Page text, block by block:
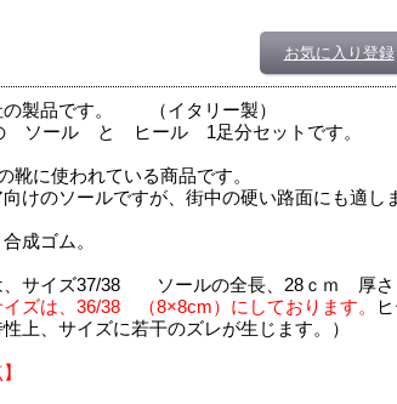
お気に入り登録
の製品です。 （イタリー製）
ソール と ヒール 1足分セットです。
靴に使われている商品です。
けのソールですが、街中の硬い路面にも適し
成ゴム。
、サイズ37/38 ソールの全長、28ｃｍ 厚
イズは、36/38 （8×8cm）にしております。
性上、サイズに若干のズレが生じます。）